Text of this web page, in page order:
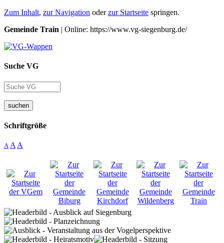
Zum Inhalt, zur Navigation oderzur Startseite springen.
Gemeinde Train | Online: https://www.vg-siegenburg.de/
Suche VG
suchen
Schriftgröße
A A A